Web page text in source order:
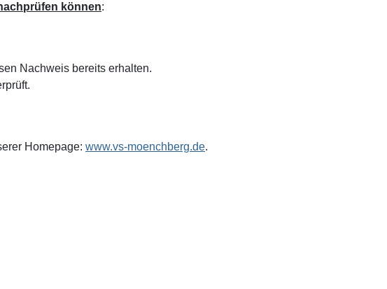
können:
Nachweis bereits erhalten.
Homepage: www.vs-moenchberg.de.